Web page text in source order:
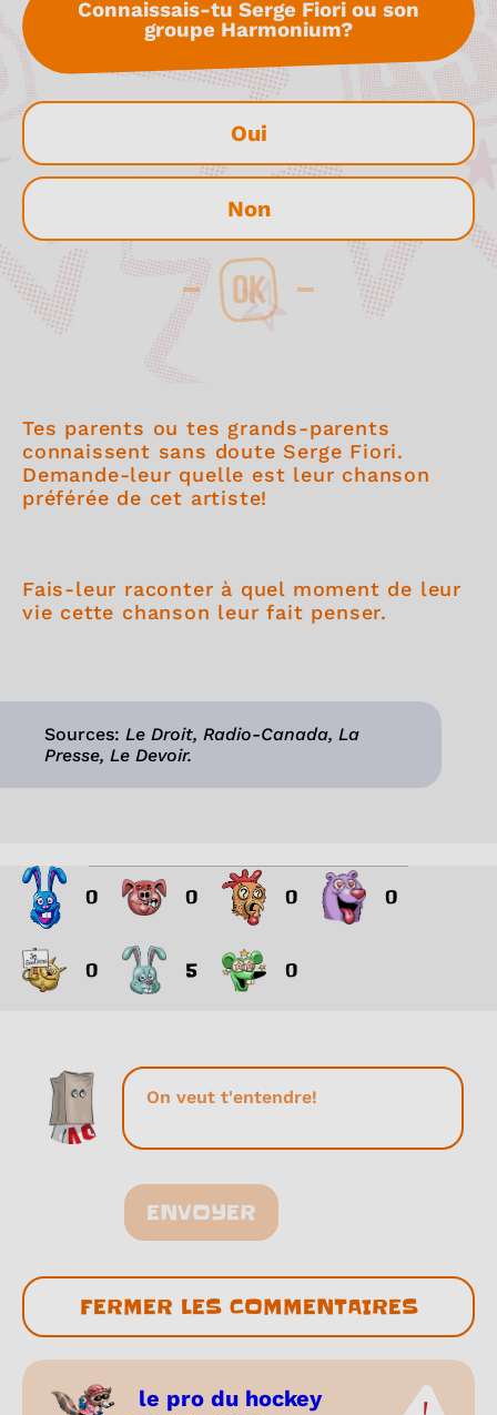
Connaissais-tu Serge Fiori ou son
groupe Harmonium?
Oui
Non
OK
Tes parents ou tes grands-parents
connaissent sans doute Serge Fiori.
Demande-leur quelle est leur chanson
préférée de cet artiste!
Fais-leur raconter à quel moment de leur
vie cette chanson leur fait penser.
Sources: Le Droit, Radio-Canada, La
Presse, Le Devoir.
0 0 0 0
0 5 0
ENVOYER
FERMER LES COMMENTAIRES
le pro du hockey